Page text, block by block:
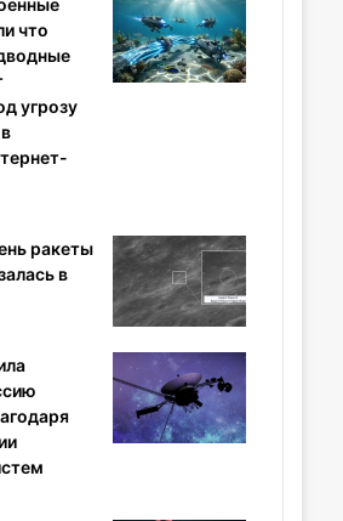
что
угрозу
ракеты
в